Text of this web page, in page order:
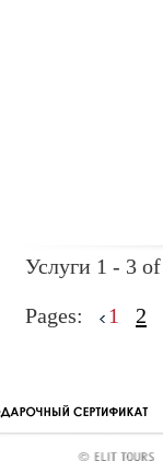
Услуги 1 - 3
Pages: 1 2